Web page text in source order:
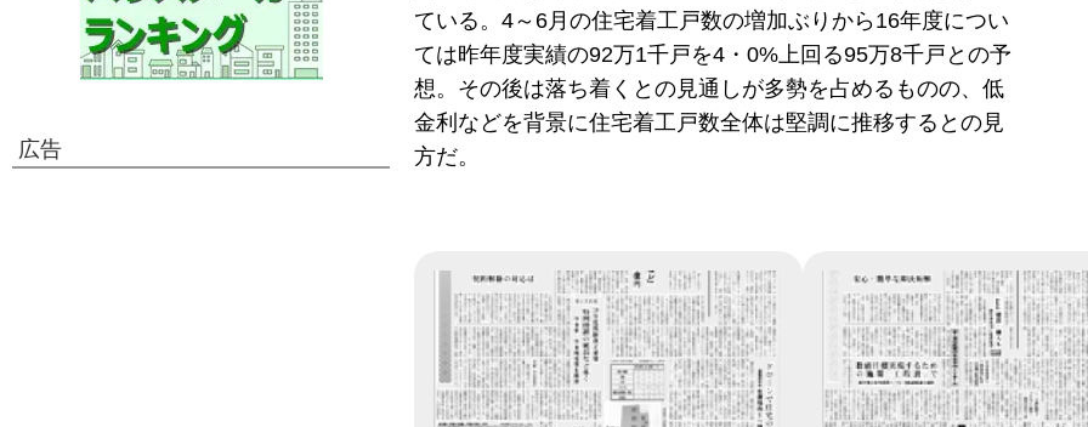
ている。4～6月の住宅着工戸数の増加ぶりから16年度につい
ては昨年度実績の92万1千戸を4・0%上回る95万8千戸との予
想。その後は落ち着くとの見通しが多勢を占めるものの、低
金利などを背景に住宅着工戸数全体は堅調に推移するとの見
方だ。
広告